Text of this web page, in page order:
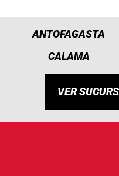
ANTOFAGASTA
CALAMA
VER